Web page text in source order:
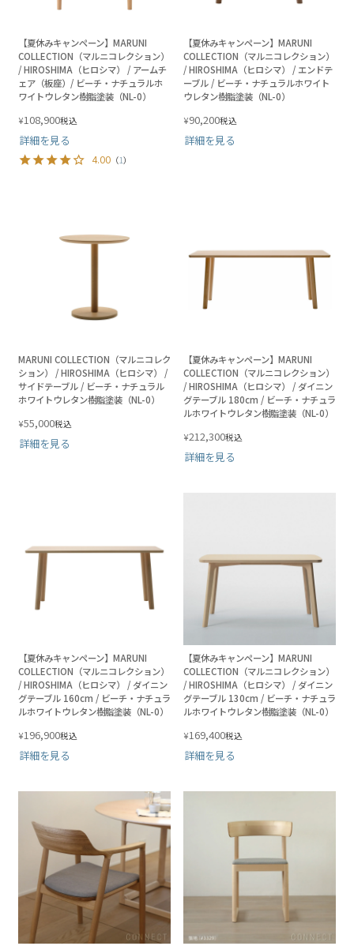
【夏休みキャンペーン】MARUNI
COLLECTION（マルニコレクション）
/ HIROSHIMA（ヒロシマ） / アームチ
ェア（板座）/ ビーチ・ナチュラルホ
ワイトウレタン樹脂塗装（NL-0）
¥108,900税込
詳細を見る
4.00 （1）
【夏休みキャンペーン】MARUNI
COLLECTION（マルニコレクション）
/ HIROSHIMA（ヒロシマ） / エンドテ
ーブル / ビーチ・ナチュラルホワイト
ウレタン樹脂塗装（NL-0）
¥90,200税込
詳細を見る
MARUNI COLLECTION（マルニコレク
ション） / HIROSHIMA（ヒロシマ） /
サイドテーブル / ビーチ・ナチュラル
ホワイトウレタン樹脂塗装（NL-0）
¥55,000税込
詳細を見る
【夏休みキャンペーン】MARUNI
COLLECTION（マルニコレクション）
/ HIROSHIMA（ヒロシマ） / ダイニン
グテーブル 180cm / ビーチ・ナチュラ
ルホワイトウレタン樹脂塗装（NL-0）
¥212,300税込
詳細を見る
【夏休みキャンペーン】MARUNI
COLLECTION（マルニコレクション）
/ HIROSHIMA（ヒロシマ） / ダイニン
グテーブル 160cm / ビーチ・ナチュラ
ルホワイトウレタン樹脂塗装（NL-0）
¥196,900税込
詳細を見る
【夏休みキャンペーン】MARUNI
COLLECTION（マルニコレクション）
/ HIROSHIMA（ヒロシマ） / ダイニン
グテーブル 130cm / ビーチ・ナチュラ
ルホワイトウレタン樹脂塗装（NL-0）
¥169,400税込
詳細を見る